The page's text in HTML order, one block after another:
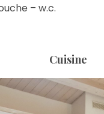
– w.c.
Cuisine